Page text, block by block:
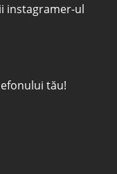
instagramer-ul
tău!